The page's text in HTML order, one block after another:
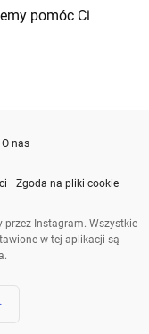
pomóc Ci
przez Instagram. Wszystkie
w tej aplikacji są
O nas
Zgoda na pliki cookie